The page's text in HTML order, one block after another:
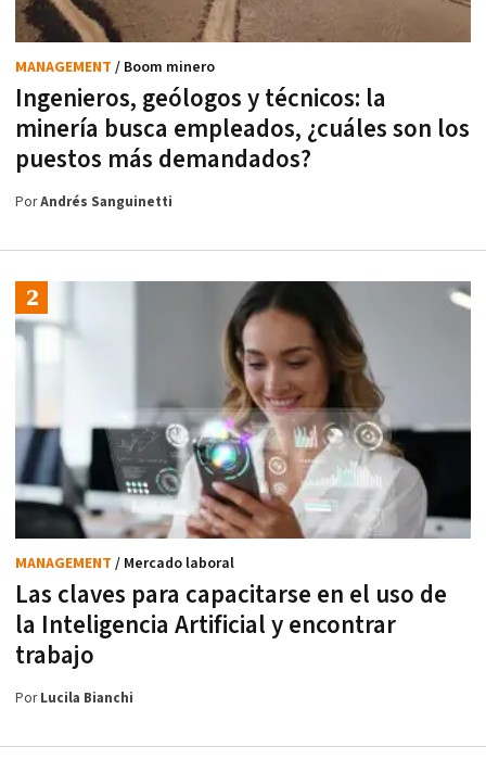
Ingenieros, geólogos y técnicos: la
minería busca empleados, ¿cuáles son los
puestos más demandados?
MANAGEMENT / Boom minero
PorAndrés Sanguinetti
Las claves para capacitarse en el uso de
la Inteligencia Artificial y encontrar
trabajo
MANAGEMENT / Mercado laboral
PorLucila Bianchi